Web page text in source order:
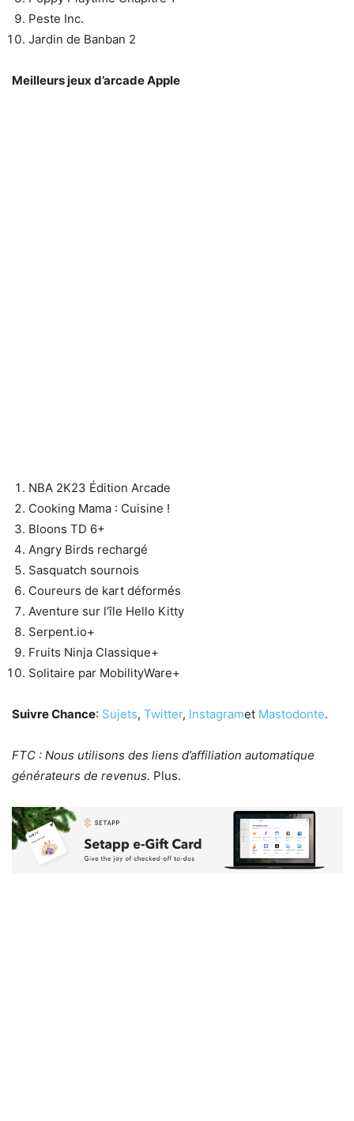
Peste Inc.
Jardin de Banban 2
Meilleurs jeux d’arcade Apple
NBA 2K23 Édition Arcade
Cooking Mama : Cuisine !
Bloons TD 6+
Angry Birds rechargé
Sasquatch sournois
Coureurs de kart déformés
Aventure sur l’île Hello Kitty
Serpent.io+
Fruits Ninja Classique+
Solitaire par MobilityWare+
Suivre Chance: Sujets, Twitter, Instagramet Mastodonte.
FTC : Nous utilisons des liens d’affiliation automatique
générateurs de revenus. Plus.